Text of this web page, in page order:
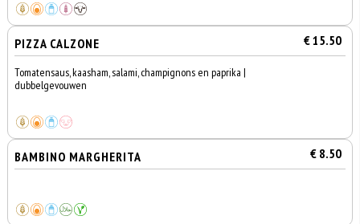
PIZZA CALZONE € 15.50
Tomatensaus, kaasham, salami, champignons en paprika |
dubbelgevouwen
BAMBINO MARGHERITA € 8.50